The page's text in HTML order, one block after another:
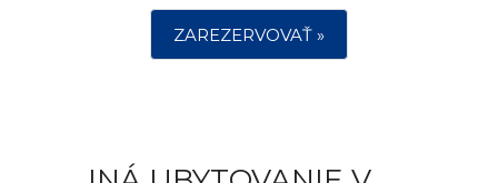
ZAREZERVOVAŤ »